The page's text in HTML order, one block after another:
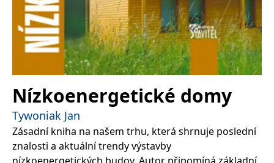
Nízkoenergetické domy
Tywoniak Jan
Zásadní kniha na našem trhu, která shrnuje poslední
znalosti a aktuální trendy výstavby